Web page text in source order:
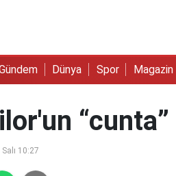
Dünya Spor Magazin
10:27